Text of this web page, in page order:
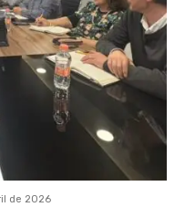
de 2026